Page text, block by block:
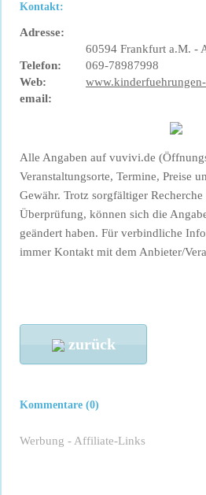
Kontakt:
Adresse:
60594 Frankfurt a.M. -
Telefon:
069-78987998
Web:
email:
Alle Angaben auf vuvivi.de
Veranstaltungsorte, Termine, Preise
Gewähr. Trotz sorgfältiger
Überprüfung, können sich die
geändert haben. Für verbindliche
immer Kontakt mit dem Anbieter/
zurück
Kommentare (0)
Werbung - Affiliate-Links